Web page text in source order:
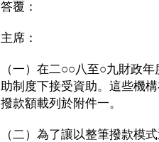
答覆：
主席：
（一）在二○○八至○九財政
助制度下接受資助。這些機
撥款額載列於附件一。
（二）為了讓以整筆撥款模